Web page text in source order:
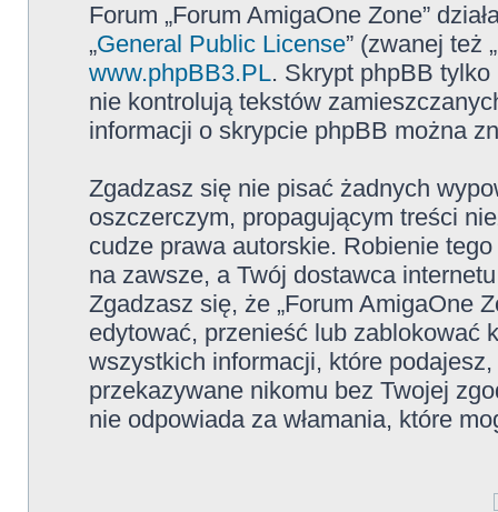
Forum „Forum AmigaOne Zone”
„General Public License” (zwanej też
www.phpBB3.PL. Skrypt phpBB tylko
nie kontrolują tekstów
informacji o skrypcie phpBB można
Zgadzasz się nie pisać żadnych
oszczerczym, propagującym treści
cudze prawa autorskie. Robienie
na zawsze, a Twój dostawca
Zgadzasz się, że „Forum AmigaOne
edytować, przenieść lub zablokować
wszystkich informacji, które
przekazywane nikomu bez Twojej
nie odpowiada za włamania, które